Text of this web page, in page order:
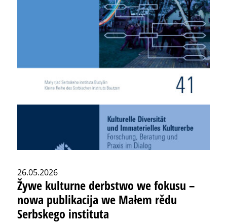
26.05.2026
Žywe kulturne derbstwo we fokusu –
nowa publikacija we Małem rědu
Serbskego instituta